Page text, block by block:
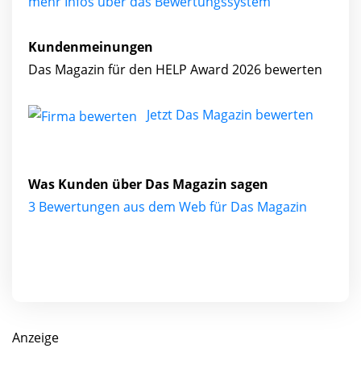
Kundenmeinungen
Das Magazin für den HELP Award 2026 bewerten
Jetzt Das Magazin bewerten
Was Kunden über Das Magazin sagen
3 Bewertungen aus dem Web für Das Magazin
Anzeige